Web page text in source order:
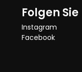
Folgen Sie
Instagram
Facebook